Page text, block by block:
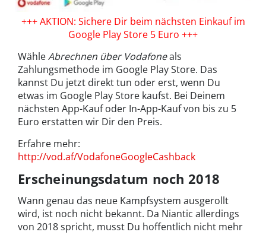
+++ AKTION: Sichere Dir beim nächsten Einkauf im
Google Play Store 5 Euro +++
WähleAbrechnen über Vodafoneals
Zahlungsmethode im Google Play Store. Das
kannst Du jetzt direkt tun oder erst, wenn Du
etwas im Google Play Store kaufst. Bei Deinem
nächsten App-Kauf oder In-App-Kauf von bis zu 5
Euro erstatten wir Dir den Preis.
Erfahre mehr:
http://vod.af/VodafoneGoogleCashback
Erscheinungsdatum noch 2018
Wann genau das neue Kampfsystem ausgerollt
wird, ist noch nicht bekannt. Da Niantic allerdings
von 2018 spricht, musst Du hoffentlich nicht mehr